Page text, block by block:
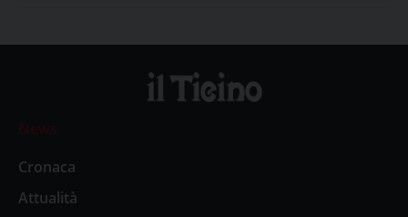
News
Cronaca
Attualità